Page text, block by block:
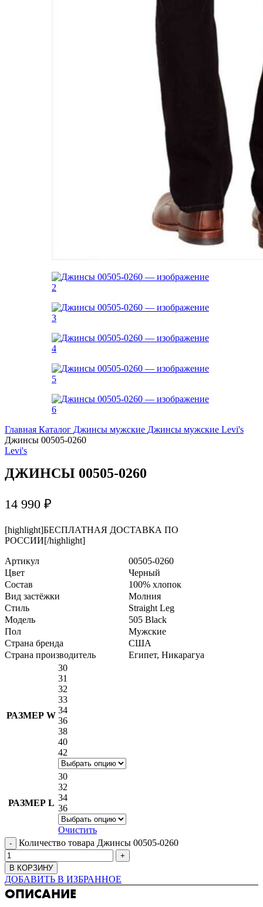
Главная Каталог Джинсы мужские Джинсы мужские Levi's
Джинсы 00505-0260
Levi's
ДЖИНСЫ 00505-0260
14 990 ₽
[highlight]БЕСПЛАТНАЯ ДОСТАВКА ПО
РОССИИ[/highlight]
Артикул
00505-0260
Цвет
Черный
Состав
100% хлопок
Вид застёжки
Молния
Стиль
Straight Leg
Модель
505 Black
Пол
Мужские
Страна бренда
США
Страна производитель
Египет, Никарагуа
РАЗМЕР W
30
31
32
33
34
36
38
40
42
РАЗМЕР L
30
32
34
36
Очистить
Количество товара Джинсы 00505-0260
В КОРЗИНУ
ДОБАВИТЬ В ИЗБРАННОЕ
ОПИСАНИЕ